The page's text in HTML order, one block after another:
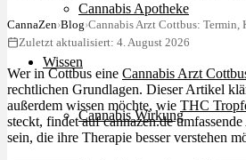
Cannabis Apotheke
Wissen
Cannabis Wirkung
CannaZen›Blog›Cannabis Arzt Cottbus: Termin,
Zuletzt aktualisiert: 4. August 2026
Wer in Cottbus eine Cannabis Arzt
rechtlichen Grundlagen. Dieser Artikel
außerdem wissen möchte, wie THC
steckt, findet auf cannazen.de
sein, die ihre Therapie besser verstehen